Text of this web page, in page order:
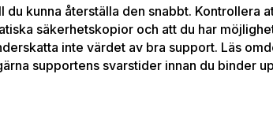
du kunna återställa den snabbt. Kontrollera
säkerhetskopior och att du har
inte värdet av bra support. Läs
supportens svarstider innan du binder